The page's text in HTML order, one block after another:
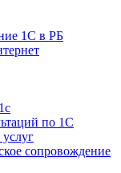
1С в РБ
по 1С
сопровождение